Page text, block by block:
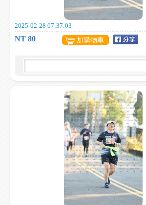
2025-02-28 07:37:03
NT 80 加購物車